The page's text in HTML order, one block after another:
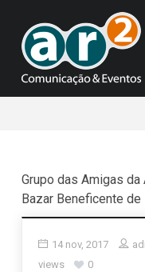
Grupo das Amigas da
Bazar Beneficente de
14 nov, 2017
views
0